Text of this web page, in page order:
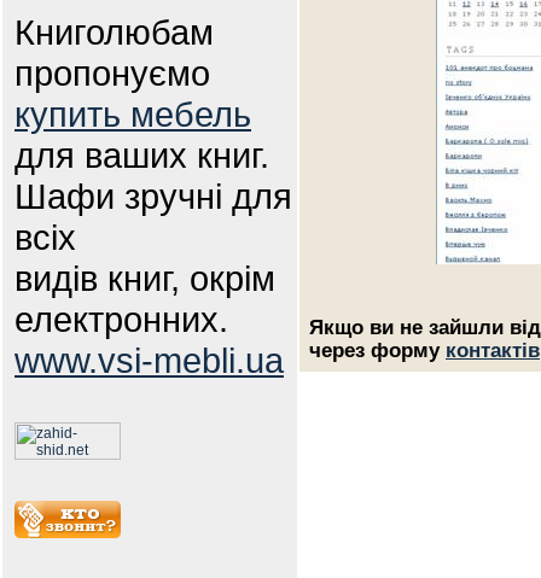
Книголюбам
пропонуємо
купить мебель
для ваших книг.
Шафи зручні для
всіх
видів книг, окрім
електронних.
www.vsi-mebli.ua
Якщо ви не зайшли
через форму контактів